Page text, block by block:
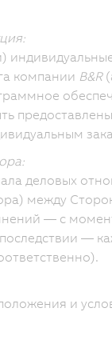
компании B&R
деловых
между
— с
—
и